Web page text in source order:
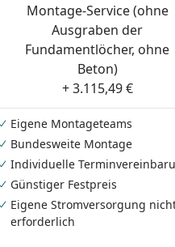
Montage-Service (ohne
Ausgraben der
Fundamentlöcher, ohne
Beton)
+ 3.115,49 €
Eigene Montageteams
Bundesweite Montage
Individuelle
Günstiger Festpreis
Eigene Stromversorgung
erforderlich